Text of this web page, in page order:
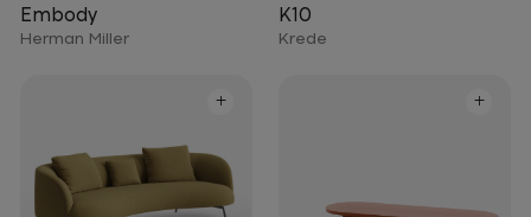
K10
Krede
Embody
Herman Miller
+
+